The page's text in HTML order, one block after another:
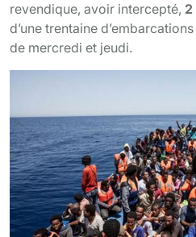
revendique, avoir intercepté,
d’une trentaine
de mercredi et jeudi.